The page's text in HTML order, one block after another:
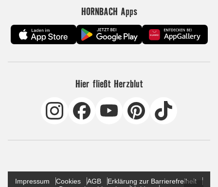
HORNBACH Apps
Hier fließt Herzblut
Impressum Cookies AGB
Erklärung zur Barrierefreiheit